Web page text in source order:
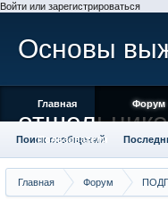
Войти или зарегистрироваться
Главная Форум
Основы
Главная Форум
Поиск сообщений
Пользователи